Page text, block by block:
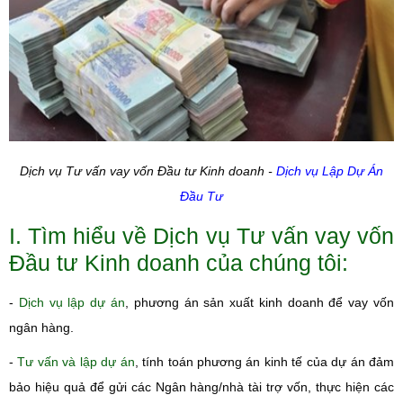
Dịch vụ Tư vấn vay vốn Đầu tư Kinh doanh - Dịch vụ Lập Dự Án
Đầu Tư
I. Tìm hiểu về Dịch vụ Tư vấn vay vốn
Đầu tư Kinh doanh của chúng tôi:
- Dịch vụ lập dự án , phương án sản xuất kinh doanh để vay vốn
ngân hàng.
-Tư vấn và lập dự án , tính toán phương án kinh tế của dự án đảm
bảo hiệu quả để gửi các Ngân hàng/nhà tài trợ vốn, thực hiện các